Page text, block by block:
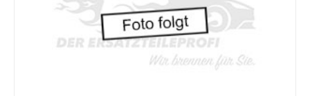
Nissan Ersatzteile